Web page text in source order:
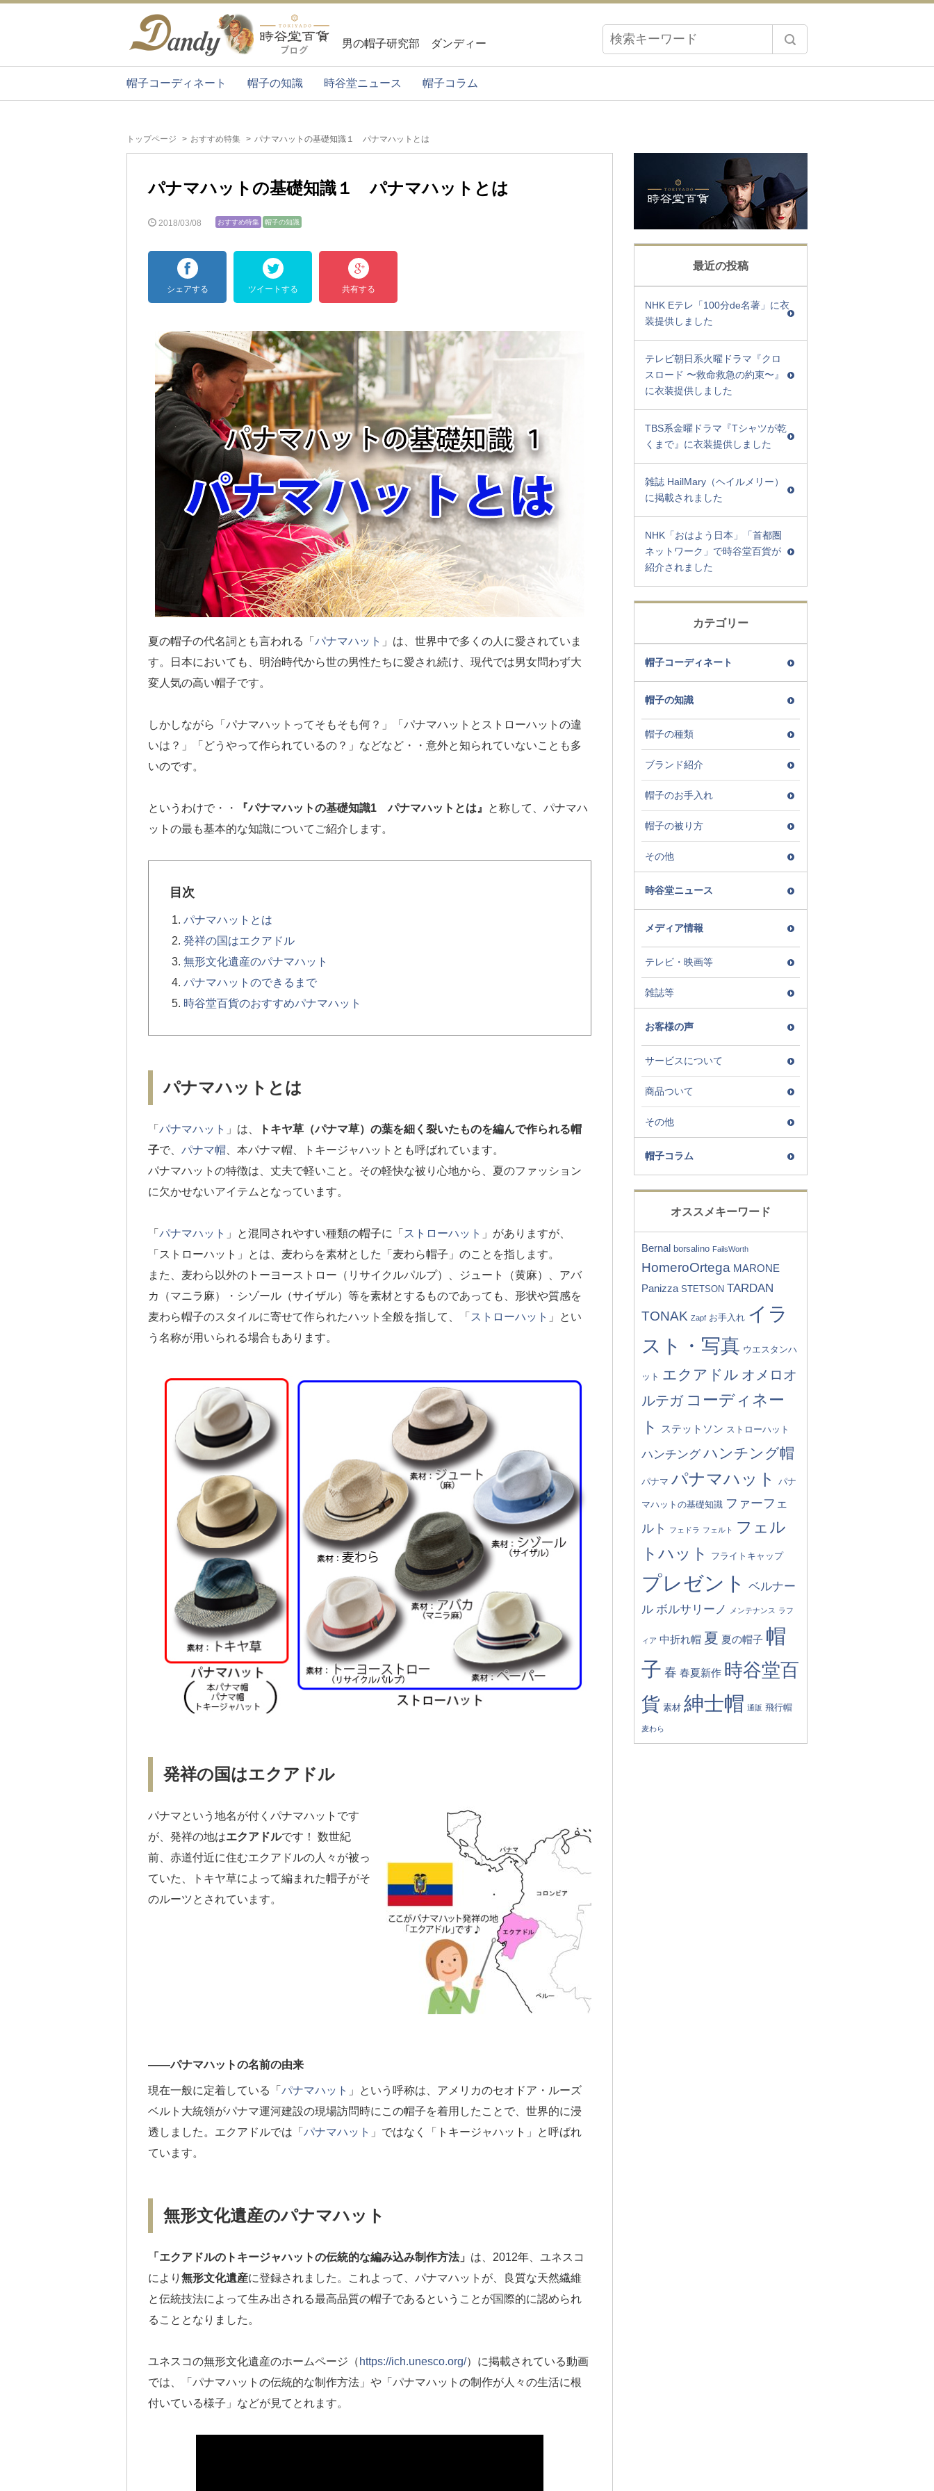
男の帽子研究部 ダンディー
帽子コーディネート 帽子の知識 時谷堂ニュース 帽子コラム
トップページ おすすめ特集 パナマハットの基礎知識１ パナマハットとは
パナマハットの基礎知識１ パナマハットとは
2018/03/08 おすすめ特集 帽子の知識
シェアする ツイートする 共有する
夏の帽子の代名詞とも言われる「 パナマハット 」は、世界中で多くの人に愛されていま
す。日本においても、明治時代から世の男性たちに愛され続け、現代では男女問わず大
変人気の高い帽子です。
しかしながら「パナマハットってそもそも何？」「パナマハットとストローハットの違
いは？」「どうやって作られているの？」などなど・・意外と知られていないことも多
いのです。
というわけで・・ 『パナマハットの基礎知識1 パナマハットとは』
と称して、パナマハ
ットの最も基本的な知識についてご紹介します。
目次
パナマハットとは
発祥の国はエクアドル
無形文化遺産のパナマハット
パナマハットのできるまで
時谷堂百貨のおすすめパナマハット
パナマハットとは
「 パナマハット 」は、
トキヤ草（パナマ草）の葉を細く裂いたものを編んで作られる帽
子で、 パナマ帽 、本パナマ帽、トキージャハットとも呼ばれています。
パナマハットの特徴は、丈夫で軽いこと。その軽快な被り心地から、夏のファッション
に欠かせないアイテムとなっています。
「 パナマハット 」と混同されやすい種類の帽子に「 ストローハット 」がありますが、
「ストローハット」とは、麦わらを素材とした「麦わら帽子」のことを指します。
また、麦わら以外のトーヨーストロー（リサイクルパルプ）、ジュート（黄麻）、アバ
カ（マニラ麻）・シゾール（サイザル）等を素材とするものであっても、形状や質感を
麦わら帽子のスタイルに寄せて作られたハット全般を指して、「 ストローハット 」とい
う名称が用いられる場合もあります。
発祥の国はエクアドル
パナマという地名が付くパナマハットです
が、発祥の地はエクアドルです！ 数世紀
前、赤道付近に住むエクアドルの人々が被っ
ていた、トキヤ草によって編まれた帽子がそ
のルーツとされています。
――パナマハットの名前の由来
現在一般に定着している「 パナマハット 」という呼称は、アメリカのセオドア・ルーズ
ベルト大統領がパナマ運河建設の現場訪問時にこの帽子を着用したことで、世界的に浸
透しました。エクアドルでは「 パナマハット 」ではなく「トキージャハット」と呼ばれ
ています。
無形文化遺産のパナマハット
「エクアドルのトキージャハットの伝統的な編み込み制作方法」 は、2012年、ユネスコ
により 無形文化遺産に登録されました。これよって、パナマハットが、良質な天然繊維
と伝統技法によって生み出される最高品質の帽子であるということが国際的に認められ
ることとなりました。
ユネスコの無形文化遺産のホームページ（ https://ich.unesco.org/）に掲載されている動画
では、「パナマハットの伝統的な制作方法」や「パナマハットの制作が人々の生活に根
付いている様子」などが見てとれます。
最近の投稿
NHK Eテレ「100分de名著」に衣
装提供しました
テレビ朝日系火曜ドラマ『クロ
スロード 〜救命救急の約束〜』
に衣装提供しました
TBS系金曜ドラマ『Tシャツが乾
くまで』に衣装提供しました
雑誌 HailMary（ヘイルメリー）
に掲載されました
NHK「おはよう日本」「首都圏
ネットワーク」で時谷堂百貨が
紹介されました
カテゴリー
帽子コーディネート
帽子の知識
帽子の種類
ブランド紹介
帽子のお手入れ
帽子の被り方
その他
時谷堂ニュース
メディア情報
テレビ・映画等
雑誌等
お客様の声
サービスについて
商品ついて
その他
帽子コラム
オススメキーワード
Bernal borsalino FailsWorth
HomeroOrtega MARONE
Panizza STETSON TARDAN
TONAK Zapf お手入れ イラ
スト・写真 ウエスタンハ
ット エクアドル オメロオ
ルテガ コーディネー
ト
ステットソン ストローハット
ハンチング ハンチング帽
パナマ パナマハット パナ
マハットの基礎知識 ファーフェ
ルト
フェドラ フェルト
フェル
トハット
フライトキャップ
プレゼント
ベルナー
ル ボルサリーノ メンテナンス ラフ
ィア 中折れ帽 夏 夏の帽子 帽
子 春 春夏新作 時谷堂百
貨 素材 紳士帽 通販 飛行帽
麦わら